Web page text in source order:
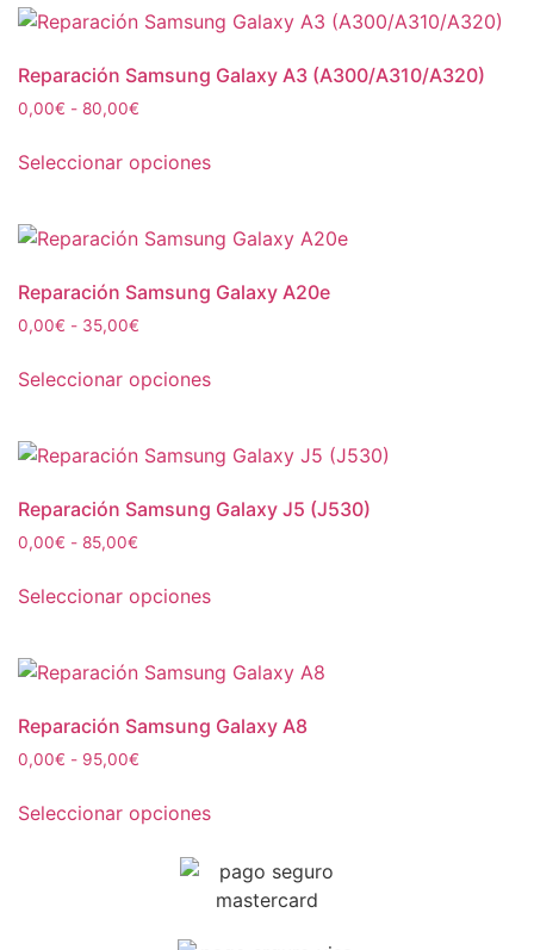
Reparación Samsung Galaxy A3 (A300/A310/A320)
0,00€ - 80,00€
Seleccionar opciones
Reparación Samsung Galaxy A20e
0,00€ - 35,00€
Seleccionar opciones
Reparación Samsung Galaxy J5 (J530)
0,00€ - 85,00€
Seleccionar opciones
Reparación Samsung Galaxy A8
0,00€ - 95,00€
Seleccionar opciones